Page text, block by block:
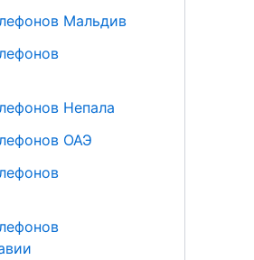
Мальдив
Непала
ОАЭ